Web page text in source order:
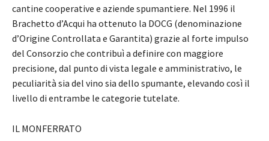
cantine cooperative e aziende spumantiere. Nel 1996 il
Brachetto d’Acqui ha ottenuto la DOCG (denominazione
d’Origine Controllata e Garantita) grazie al forte impulso
del Consorzio che contribuì a definire con maggiore
precisione, dal punto di vista legale e amministrativo, le
peculiarità sia del vino sia dello spumante, elevando così il
livello di entrambe le categorie tutelate.
IL MONFERRATO